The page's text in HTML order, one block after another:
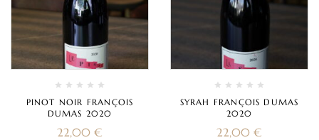
PINOT NOIR FRANÇOIS
DUMAS 2020
22,00 €
SYRAH FRANÇOIS DUMAS
2020
22,00 €